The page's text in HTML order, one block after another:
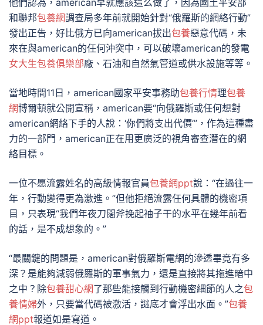
他們認為，american早就應該這么做了，因為國土平安部
和聯邦包養網調查局多年前就開始針對“俄羅斯的網絡行動”
發出正告，好比俄方已向american拔出包養惡意代碼，未
來在與american的任何沖突中，可以破壞american的發電
女大生包養俱樂部廠、石油和自然氣管道或供水設施等等。
當地時間11日，american國家平安事務助包養行情理包養
網博爾頓就公開宣稱，american要“向俄羅斯或任何想對
american網絡下手的人說：‘你們將支出代價’”，作為這種盡
力的一部門，american正在用更廣泛的視角審查潛在的網
絡目標。
一位不愿流露姓名的高級情報官員包養網ppt說：“在過往一
年，行動變得更為激進。”但他拒絕流露任何具體的機密項
目，只表現“我們年夜刀闊斧挽起袖子干的水平在幾年前看
的話，是不成想象的。”
“最關鍵的問題是，american對俄羅斯電網的滲透畢竟有多
深？是能夠減弱俄羅斯的軍事氣力，還是直接將其拖進暗中
之中？除包養甜心網了那些能接觸到行動機密細節的人之包
養情婦外，只要當代碼被激活，謎底才會浮出水面。”包養
網ppt報道如是寫道。